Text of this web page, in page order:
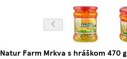
Natur Farm Mrkva s hráškom 470 g